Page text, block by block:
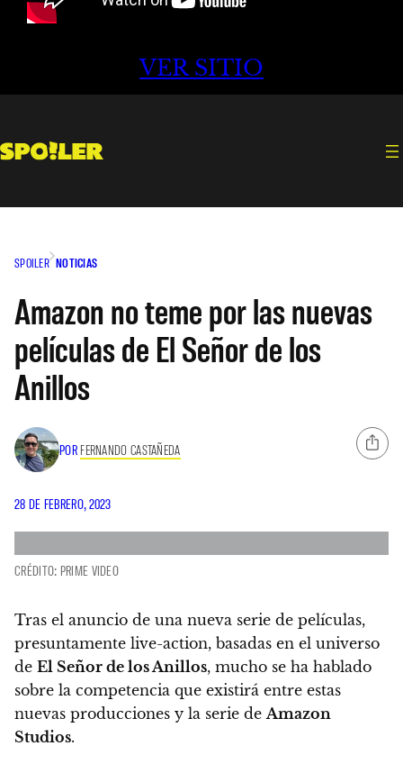
VER SITIO
SPOILER NOTICIAS
Amazon no teme por las nuevas
películas de El Señor de los
Anillos
POR FERNANDO CASTAÑEDA
28 DE FEBRERO, 2023
CRÉDITO: PRIME VIDEO
Tras el anuncio de una nueva serie de películas,
presuntamente live-action, basadas en el universo
de El Señor de los Anillos, mucho se ha hablado
sobre la competencia que existirá entre estas
nuevas producciones y la serie de Amazon
Studios.